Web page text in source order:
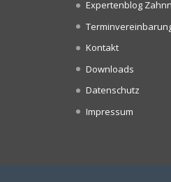
Expertenblog
Kontakt
Downloads
Datenschutz
Impressum